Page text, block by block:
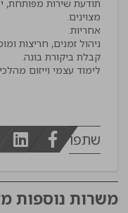
תודעת שירות מפותחת,
לימוד עצמי וייזום
שתפו
משרות נוספות